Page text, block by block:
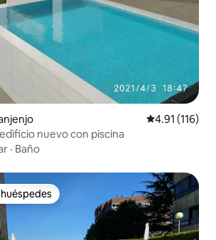
Calificación
4.91 (116)
nuevo con piscina
· Baño
Favorito entre huéspedes